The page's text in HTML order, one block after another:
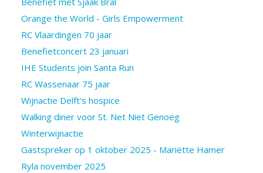
Orange the World - Girls Empowerment
RC Vlaardingen 70 jaar
Benefietconcert 23 januari
IHE Students join Santa Run
RC Wassenaar 75 jaar
Wijnactie Delft's hospice
Walking diner voor St. Net Niet Genoeg
Winterwijnactie
Gastspreker op 1 oktober 2025 - Mariëtte Hamer
Ryla november 2025